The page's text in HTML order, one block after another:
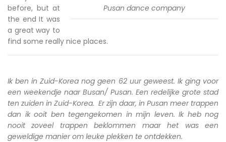
Pusan dance company
before, but at
the end It was
a great way to
find some really nice places.
Ik ben in Zuid-Korea nog geen 62 uur geweest. Ik ging voor
een weekendje naar Busan/ Pusan. Een redelijke grote stad
ten zuiden in Zuid-Korea. Er zijn daar, in Pusan meer trappen
dan ik ooit ben tegengekomen in mijn leven. Ik heb nog
nooit zoveel trappen beklommen maar het was een
geweldige manier om leuke plekken te ontdekken.